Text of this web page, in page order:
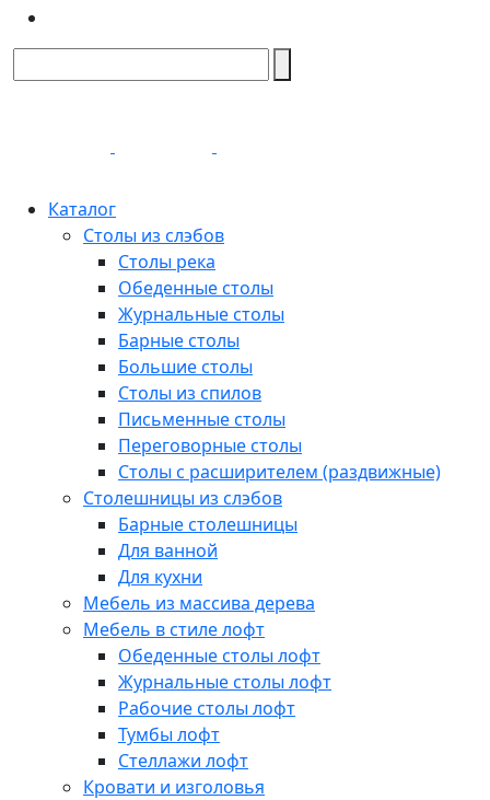
Каталог
Столы из слэбов
Столы река
Обеденные столы
Журнальные столы
Барные столы
Большие столы
Столы из спилов
Письменные столы
Переговорные столы
Столы с расширителем (раздвижные)
Столешницы из слэбов
Барные столешницы
Для ванной
Для кухни
Мебель из массива дерева
Мебель в стиле лофт
Обеденные столы лофт
Журнальные столы лофт
Рабочие столы лофт
Тумбы лофт
Стеллажи лофт
Кровати и изголовья